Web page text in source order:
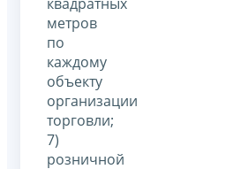
метров
по
каждому
объекту
организации
торговли;
7)
розничной